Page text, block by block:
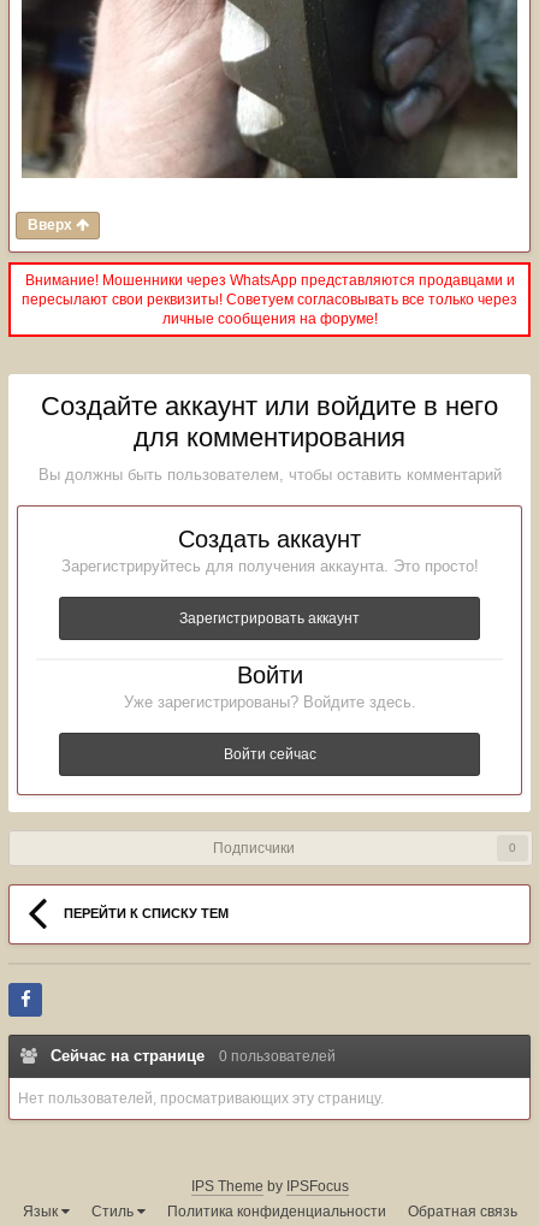
Вверх
Внимание! Мошенники через WhatsApp представляются продавцами и
пересылают свои реквизиты! Советуем согласовывать все только через
личные сообщения на форуме!
Создайте аккаунт или войдите в него
для комментирования
Вы должны быть пользователем, чтобы оставить комментарий
Создать аккаунт
Зарегистрируйтесь для получения аккаунта. Это просто!
Зарегистрировать аккаунт
Войти
Уже зарегистрированы? Войдите здесь.
Войти сейчас
Подписчики 0
ПЕРЕЙТИ К СПИСКУ ТЕМ
Сейчас на странице 0 пользователей
Нет пользователей, просматривающих эту страницу.
IPS Theme by IPSFocus
Язык
Стиль Политика конфиденциальности Обратная связь